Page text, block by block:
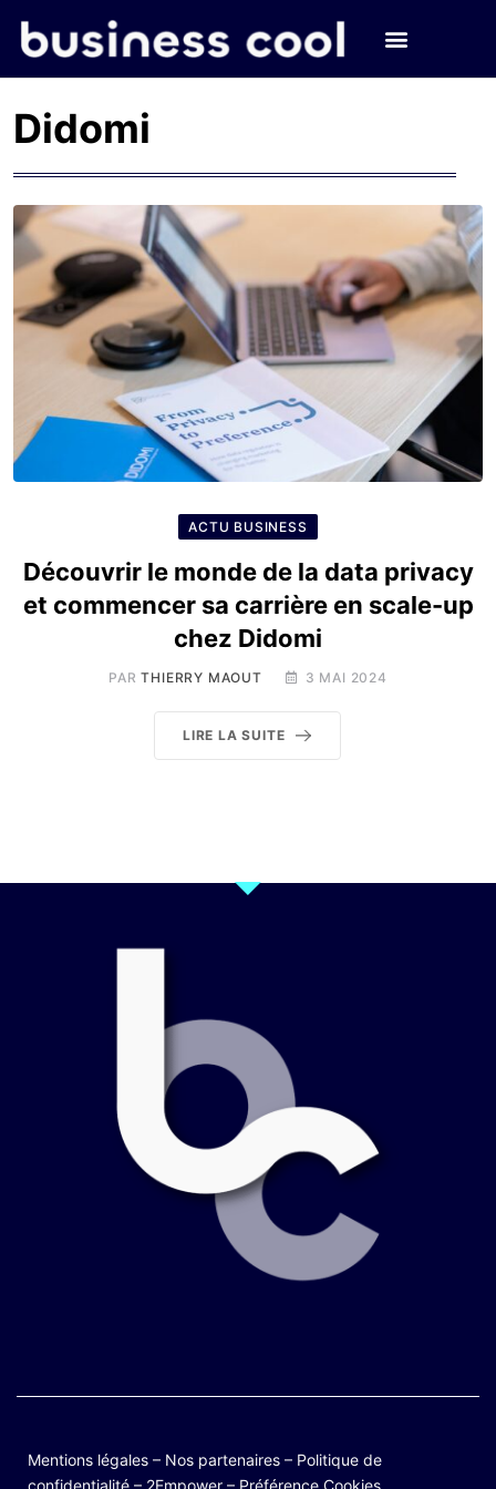
Didomi
ACTU BUSINESS
Découvrir le monde de la data privacy
et commencer sa carrière en scale-up
chez Didomi
PARTHIERRY MAOUT 3 MAI 2024
LIRE LA SUITE
Mentions légales – Nos partenaires – Politique de
confidentialité – 2Empower – Préférence Cookies